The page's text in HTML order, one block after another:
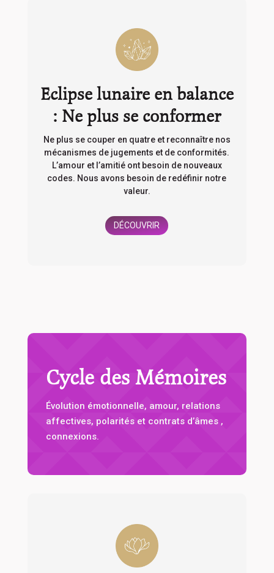
Eclipse lunaire en balance
: Ne plus se conformer
Ne plus se couper en quatre et reconnaître nos
mécanismes de jugements et de conformités.
L’amour et l’amitié ont besoin de nouveaux
codes. Nous avons besoin de redéfinir notre
valeur.
DÉCOUVRIR
Cycle des Mémoires
Évolution émotionnelle, amour, relations
affectives, polarités et contrats d’âmes ,
connexions.